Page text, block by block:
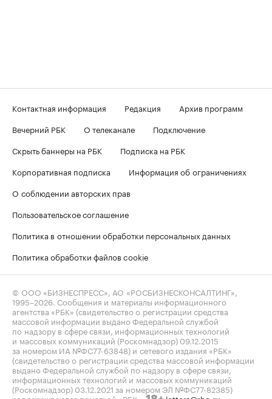
Контактная информация Редакция
Архив программ
Вечерний РБК
О телеканале
Подключение
Скрыть баннеры на РБК
Подписка на РБК
Корпоративная подписка
Информация об ограничениях
О соблюдении авторских прав
Пользовательское соглашение
Политика в отношении обработки персональных данных
Политика обработки файлов cookie
© ООО «БИЗНЕСПРЕСС», АО «РОСБИЗНЕСКОНСАЛТИНГ»,
1995–2026 . Сообщения и материалы информационного
агентства «РБК» (свидетельство о регистрации средства
массовой информации выдано Федеральной службой
по надзору в сфере связи, информационных технологий
и массовых коммуникаций (Роскомнадзор) 09.12.2015
за номером ИА №ФС77-63848) и сетевого издания «РБК»
(свидетельство о регистрации средства массовой информации
выдано Федеральной службой по надзору в сфере связи,
информационных технологий и массовых коммуникаций
(Роскомнадзор) 03.12.2021 за номером ЭЛ №ФС77-82385)